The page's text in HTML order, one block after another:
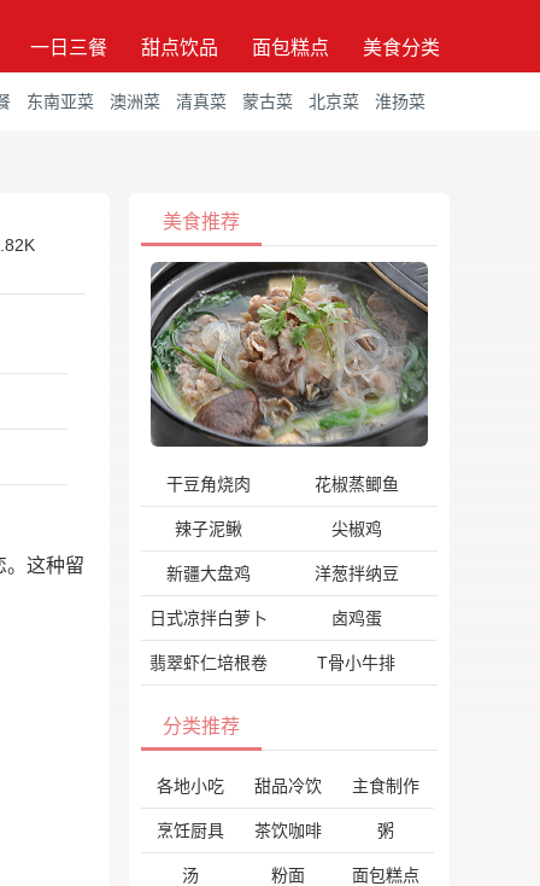
一日三餐 甜点饮品 面包糕点 美食分类
东南亚菜 澳洲菜 清真菜 蒙古菜 北京菜 淮扬菜
。这种留
美食推荐
干豆角烧肉 花椒蒸鲫鱼
辣子泥鳅 尖椒鸡
新疆大盘鸡 洋葱拌纳豆
日式凉拌白萝卜 卤鸡蛋
翡翠虾仁培根卷 T骨小牛排
分类推荐
各地小吃 甜品冷饮 主食制作
烹饪厨具 茶饮咖啡 粥
汤 粉面 面包糕点